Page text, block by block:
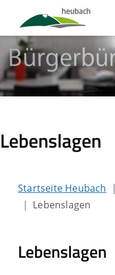
Lebenslagen
Startseite Heubach
Lebenslagen
Lebenslagen